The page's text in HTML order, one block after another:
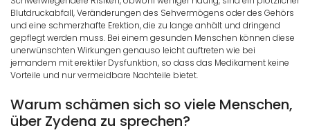
Blutdruckabfall, Veränderungen des Sehvermögens oder des Gehörs
und eine schmerzhafte Erektion, die zu lange anhält und dringend
gepflegt werden muss. Bei einem gesunden Menschen können diese
unerwünschten Wirkungen genauso leicht auftreten wie bei
jemandem mit erektiler Dysfunktion, so dass das Medikament keine
Vorteile und nur vermeidbare Nachteile bietet.
Warum schämen sich so viele Menschen,
über Zydena zu sprechen?